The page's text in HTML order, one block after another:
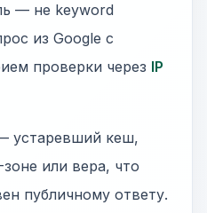
— не keyword
из Google с
проверки через IP
устаревший кеш,
или вера, что
публичному ответу.